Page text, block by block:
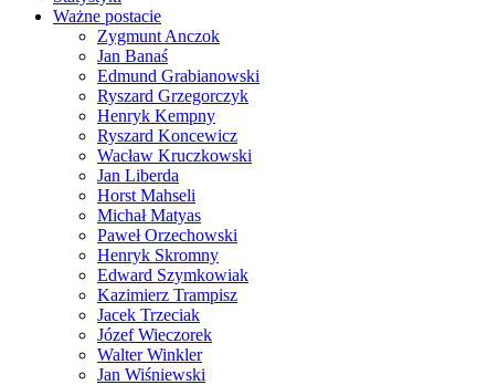
Ważne postacie
Zygmunt Anczok
Jan Banaś
Edmund Grabianowski
Ryszard Grzegorczyk
Henryk Kempny
Ryszard Koncewicz
Wacław Kruczkowski
Jan Liberda
Horst Mahseli
Michał Matyas
Paweł Orzechowski
Henryk Skromny
Edward Szymkowiak
Kazimierz Trampisz
Jacek Trzeciak
Józef Wieczorek
Walter Winkler
Jan Wiśniewski